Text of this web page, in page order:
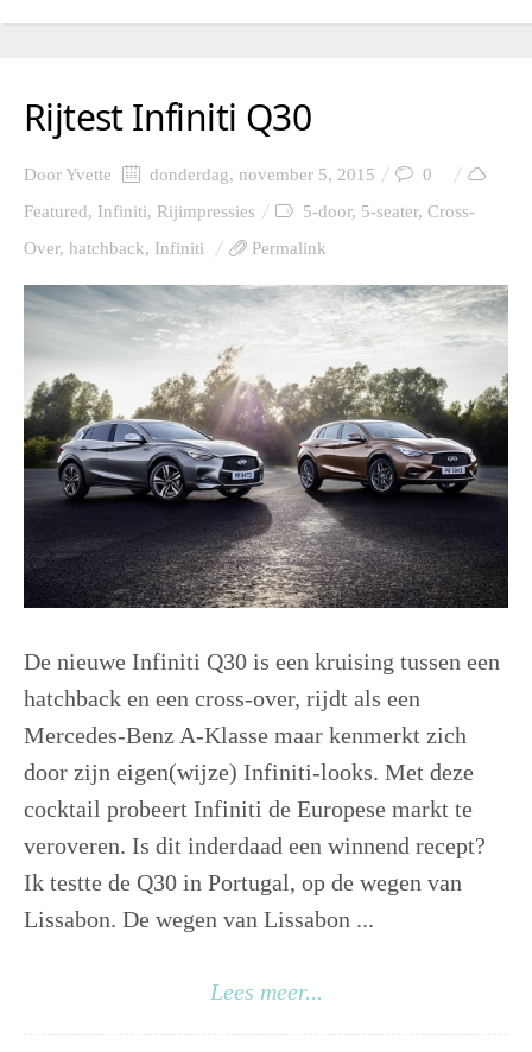
Rijtest Infiniti Q30
DoorYvette donderdag, november 5, 2015
0
Featured, Infiniti, Rijimpressies 5-door, 5-seater, Cross-
Over, hatchback, Infiniti Permalink
De nieuwe Infiniti Q30 is een kruising tussen een
hatchback en een cross-over, rijdt als een
Mercedes-Benz A-Klasse maar kenmerkt zich
door zijn eigen(wijze) Infiniti-looks. Met deze
cocktail probeert Infiniti de Europese markt te
veroveren. Is dit inderdaad een winnend recept?
Ik testte de Q30 in Portugal, op de wegen van
Lissabon. De wegen van Lissabon ...
Lees meer...